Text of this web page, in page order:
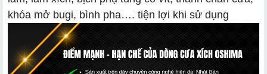
khóa mở bugi, bình pha…. tiện lợi khi sử dụng